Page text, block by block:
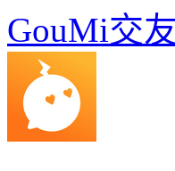
GouMi交